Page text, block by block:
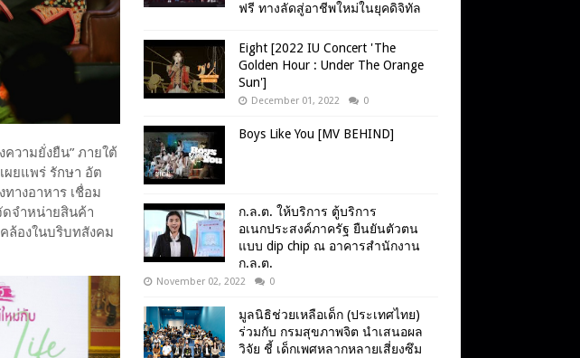
วามยั่งยืน” ภายใต้
ยแพร่ รักษา อัต
งอาหาร เชื่อม
ดจำหน่ายสินค้า
ล้องในบริบทสังคม
ฟรี ทางลัดสู่อาชีพใหม่ในยุคดิจิทัล
Eight [2022 IU Concert 'The
Golden Hour : Under The Orange
Sun']
December 01, 2022 0
Boys Like You [MV BEHIND]
ก.ล.ต. ให้บริการ ตู้บริการ
อเนกประสงค์ภาครัฐ ยืนยันตัวตน
แบบ dip chip ณ อาคารสำนักงาน
ก.ล.ต.
November 02, 2022 0
มูลนิธิช่วยเหลือเด็ก (ประเทศไทย)
ร่วมกับ กรมสุขภาพจิต นำเสนอผล
วิจัย ชี้ เด็กเพศหลากหลายเสี่ยงซึม